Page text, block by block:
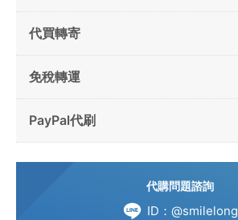
代買轉寄
免稅轉運
PayPal代刷
代購問題諮詢
ID：@smilelong